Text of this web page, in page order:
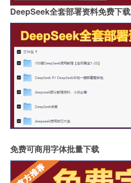
DeepSeek全套部署资料免费下载
免费可商用字体批量下载